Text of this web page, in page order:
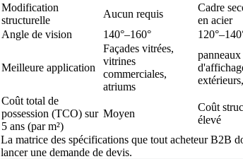
Modification
structurelle
Aucun requis
Cadre
en acier
Angle de vision
140°–160°
Meilleure application
Façades vitrées,
vitrines
commerciales,
atriums
panneaux
Coût total de
possession (TCO) sur
5 ans (par m²)
Moyen
Coût
élevé
La matrice des spécifications que tout acheteur B2B
lancer une demande de devis.